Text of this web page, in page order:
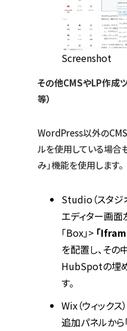
Screenshot
その他CMSやLP作成
等）
WordPress以外の
ルを使用している場合
み」機能を使用します。
Studio（スタジ
エディター画
「Box」> 「
を配置し、そ
HubSpotの埋
す。
Wix（ウィックス
追加パネルから